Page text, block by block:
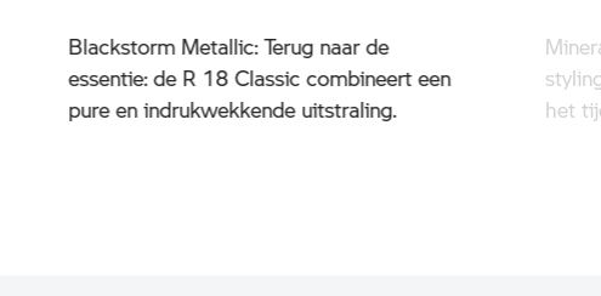
Blackstorm Metallic: Terug naar de
essentie: de R 18 Classic combineert een
pure en indrukwekkende uitstraling.
het